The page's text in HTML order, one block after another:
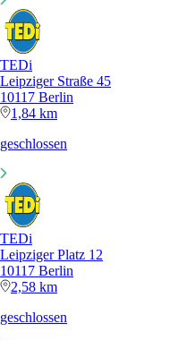
TEDi
Leipziger Straße 45
10117 Berlin
1,84 km
geschlossen
TEDi
Leipziger Platz 12
10117 Berlin
2,58 km
geschlossen